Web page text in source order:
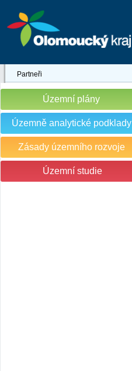
Partneři
Územní plány
Územně analytické podklady
Zásady územního rozvoje
Územní studie